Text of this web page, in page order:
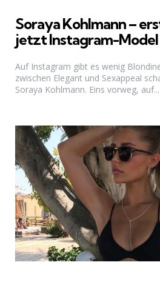
Soraya Kohlmann –
jetzt Instagram-Model
Auf Instagram gibt es wenig
zwischen Elegant und Sexappeal
Soraya Kohlmann. Eins vorweg, auf...